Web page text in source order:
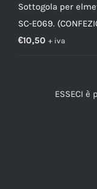
Sottogola per
SC-E069.
€10,50 + iva
ESSECI